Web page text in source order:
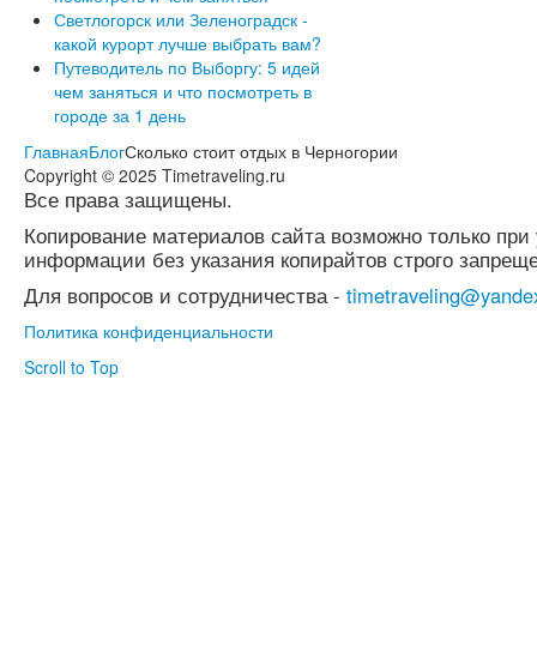
Светлогорск или Зеленоградск -
какой курорт лучше выбрать вам?
Путеводитель по Выборгу: 5 идей
чем заняться и что посмотреть в
городе за 1 день
ГлавнаяБлогСколько стоит отдых в Черногории
Copyright © 2025 Timetraveling.ru
Все права защищены.
Копирование материалов сайта возможно только
информации без указания копирайтов строго
Для вопросов и сотрудничества -
Политика конфиденциальности
Scroll to Top